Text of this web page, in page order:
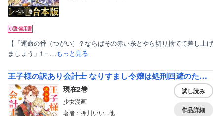
ノベル｜巻
【「運命の番（つがい）？ならばその赤い糸とやら切り捨てて差し上げ
ましょう」1－…もっと見る
王子様の訳あり会計士 なりすまし令嬢は処刑回避のため円満退職したい！【電子限定描き下ろし付き】
現在2巻
少女漫画
著者：押川いい...他
試し読み
作品詳細